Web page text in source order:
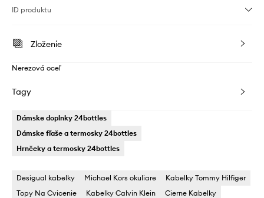
ID produktu
Zloženie
Nerezová oceľ
Tagy
Dámske doplnky 24bottles
Dámske fľaše a termosky 24bottles
Hrnčeky a termosky 24bottles
Desigual kabelky Michael Kors okuliare
Kabelky Tommy Hilfiger
Topy Na Cvicenie
Kabelky Calvin Klein
Cierne Kabelky